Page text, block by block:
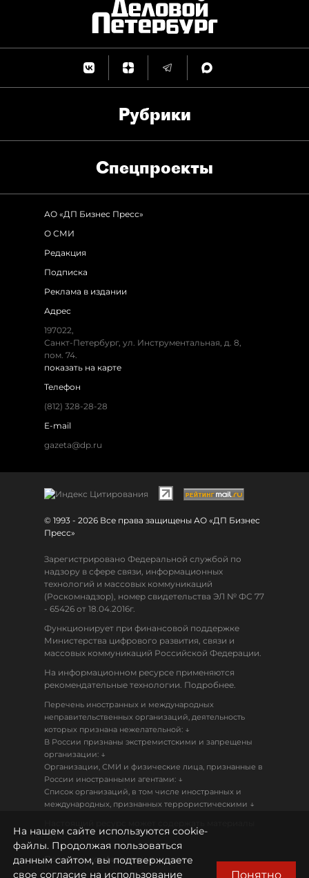
Рубрики
Спец­проекты
АО «ДП Бизнес Пресс»
О СМИ
Редакция
Подписка
Реклама в издании
Адрес
197022,
Санкт-Петербург, ул. Инструментальная, д. 8,
пом. 74.
показать на карте
Телефон
(812) 328-28-28
E-mail
gazeta@dp.ru
© 1993 - 2026 Все права защищены АО «ДП Бизнес
Пресс»
Зарегистрировано Федеральной службой по
надзору в сфере связи, информационных
технологий и массовых коммуникаций
(Роскомнадзор), номер свидетельства ЭЛ № ФС 77
- 65426 от 18.04.2016г.
Функционирует при финансовой поддержке
Министерства цифрового развития, связи и
массовых коммуникаций Российской Федерации.
На информационном ресурсе применяются
рекомендательные технологии. Подробнее.
Перечень иностранных и международных
неправительственных организаций, деятельность
которых признана нежелательной: ↓
В России признаны экстремистскими и запрещены
организации: ↓
Организации, СМИ и физические лица, признанные в
России иностранными агентами: ↓
Список организаций, в том числе иностранных и
международных, признанных террористическими ↓
18+
Политика конфиденциальности
На нашем сайте используются cookie-
файлы. Продолжая пользоваться
данным сайтом, вы подтверждаете
свое согласие на использование
Понятно